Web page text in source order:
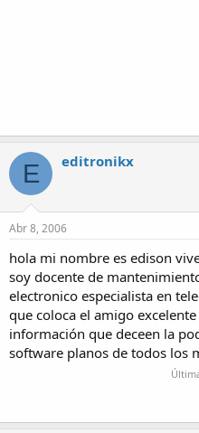
E editronikx
Abr 8, 2006
hola mi nombre es edison
soy docente de
electronico especialista en
que coloca el amigo
información que deceen la
software planos de todos los